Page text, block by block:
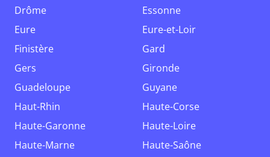
Drôme
Essonne
Eure
Eure-et-Loir
Finistère
Gard
Gers
Gironde
Guadeloupe
Guyane
Haut-Rhin
Haute-Corse
Haute-Garonne
Haute-Loire
Haute-Marne
Haute-Saône